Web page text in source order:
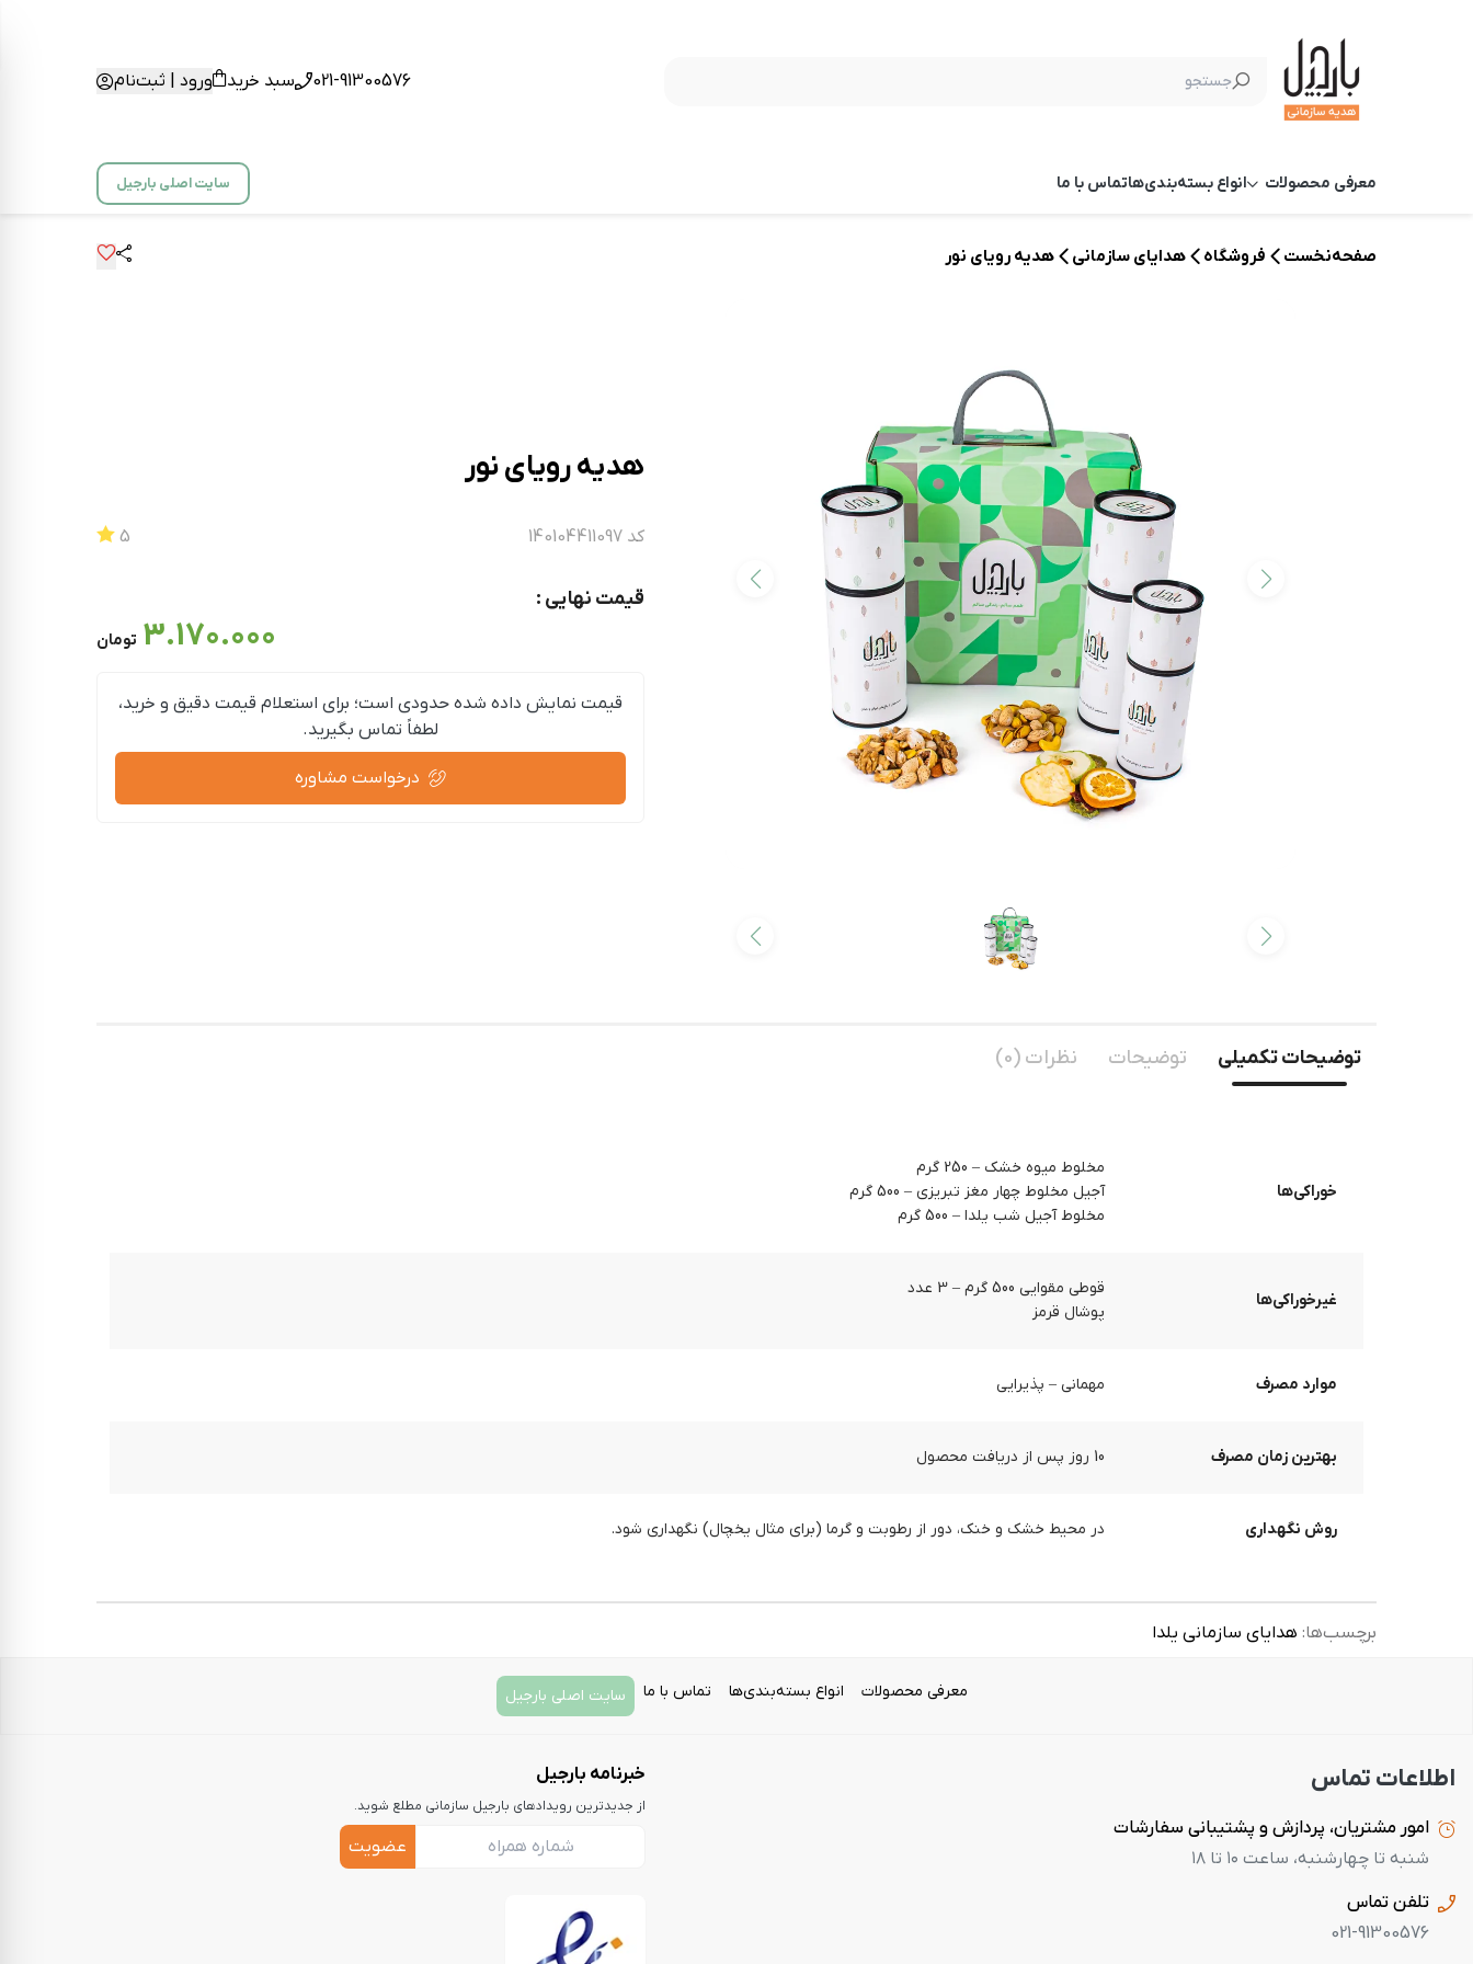
021-91300576 سبد خرید ورود | ثبت‌نام
معرفی محصولات انواع بسته‌بندی‌هاتماس با ما سایت اصلی بارجیل
صفحه‌نخست فروشگاه هدایای سازمانی هدیه رویای نور
هدیه رویای نور
کد 140104411097
5
قیمت نهایی :
3.170.000 تومان
قیمت نمایش داده شده حدودی است؛ برای استعلام قیمت دقیق و خرید،
لطفاً تماس بگیرید.
درخواست مشاوره
توضیحات تکمیلی توضیحات نظرات (0)
خوراکی‌ها
مخلوط میوه خشک – 250 گرم
آجیل مخلوط چهار مغز تبریزی – 500 گرم
مخلوط آجیل شب یلدا – 500 گرم
غیرخوراکی‌ها
قوطی مقوایی 500 گرم – 3 عدد
پوشال قرمز
موارد مصرف مهمانی – پذیرایی
بهترین زمان مصرف 10 روز پس از دریافت محصول
روش نگهداری در محیط خشک و خنک، دور از رطوبت و گرما (برای مثال یخچال) نگهداری شود.
برچسب‌ها: هدایای سازمانی یلدا
معرفی محصولات انواع بسته‌بندی‌ها تماس با ما سایت اصلی بارجیل
اطلاعات تماس
امور مشتریان، پردازش و پشتیبانی سفارشات
شنبه تا چهارشنبه، ساعت ۱۰ تا ۱۸
تلفن تماس
021-91300576
خبرنامه بارجیل
از جدیدترین رویدادهای بارجیل سازمانی مطلع شوید.
عضویت